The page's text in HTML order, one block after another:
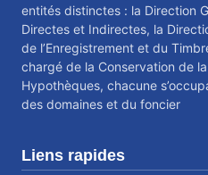
entités distinctes : la Direction
Directes et Indirectes, la
de l’Enregistrement et du
chargé de la Conservation de
Hypothèques, chacune
des domaines et du foncier
Liens rapides